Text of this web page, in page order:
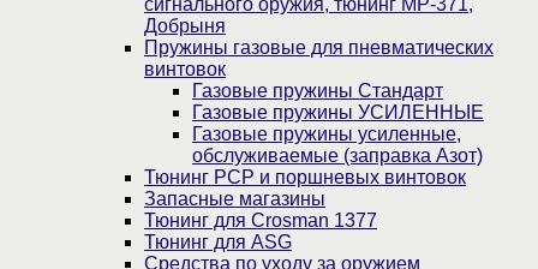
сигнального оружия, тюнинг МР-371,
Добрыня
Пружины газовые для пневматических
винтовок
Газовые пружины Стандарт
Газовые пружины УСИЛЕННЫЕ
Газовые пружины усиленные,
обслуживаемые (заправка Азот)
Тюнинг PCP и поршневых винтовок
Запасные магазины
Тюнинг для Crosman 1377
Тюнинг для ASG
Средства по уходу за оружием